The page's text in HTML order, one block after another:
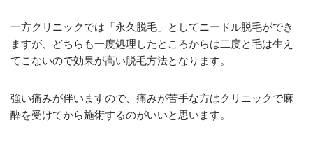
一方クリニックでは「永久脱毛」としてニードル脱毛ができ
ますが、どちらも一度処理したところからは二度と毛は生え
てこないので効果が高い脱毛方法となります。
強い痛みが伴いますので、痛みが苦手な方はクリニックで麻
酔を受けてから施術するのがいいと思います。